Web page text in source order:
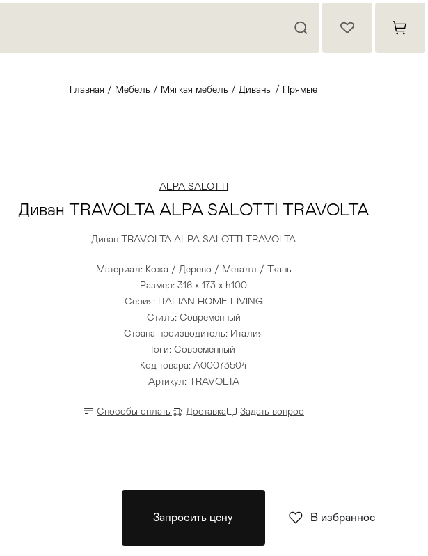
Главная / Мебель / Мягкая мебель / Диваны / Прямые
ALPA SALOTTI
Диван TRAVOLTA ALPA SALOTTI TRAVOLTA
Диван TRAVOLTA ALPA SALOTTI TRAVOLTA
Материал: Кожа / Дерево / Металл / Ткань
Размер: 316 x 173 x h100
Серия: ITALIAN HOME LIVING
Стиль: Современный
Страна производитель: Италия
Тэги: Современный
Код товара: A00073504
Артикул: TRAVOLTA
Способы оплаты Доставка Задать вопрос
Запросить цену В избранное